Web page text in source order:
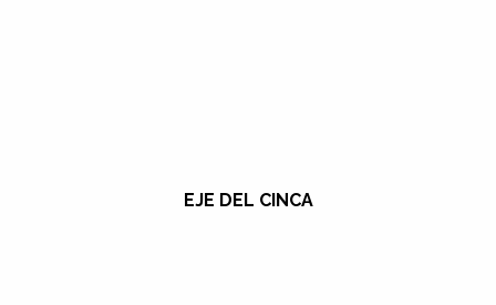
EJE DEL CINCA